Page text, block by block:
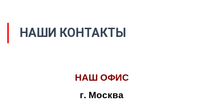
НАШИ КОНТАКТЫ
НАШ ОФИС
г. Москва